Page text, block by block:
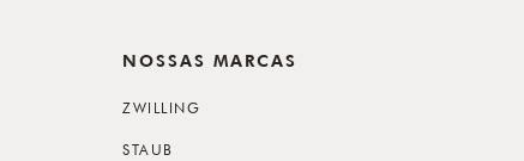
NOSSAS MARCAS
ZWILLING
STAUB